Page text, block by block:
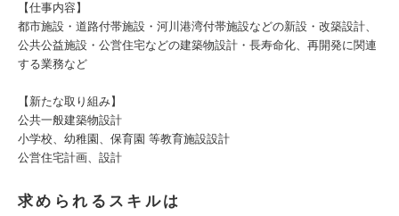
【仕事内容】
都市施設・道路付帯施設・河川港湾付帯施設などの新設・改築設計、
公共公益施設・公営住宅などの建築物設計・長寿命化、再開発に関連
する業務など
【新たな取り組み】
公共一般建築物設計
小学校、幼稚園、保育園 等教育施設設計
公営住宅計画、設計
求められるスキルは